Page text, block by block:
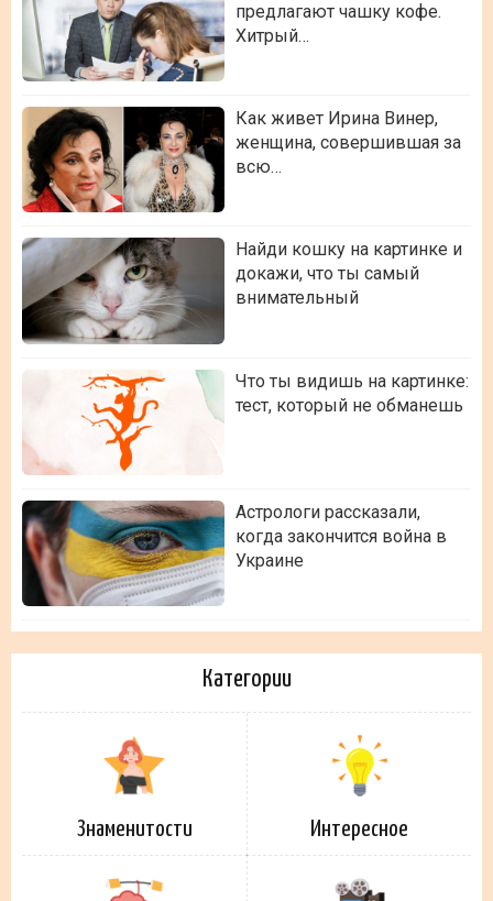
предлагают чашку кофе.
Хитрый…
Как живет Ирина Винер,
женщина, совершившая за
всю…
Найди кошку на картинке и
докажи, что ты самый
внимательный
Что ты видишь на картинке:
тест, который не обманешь
Астрологи рассказали,
когда закончится война в
Украине
Категории
Знаменитости Интересное